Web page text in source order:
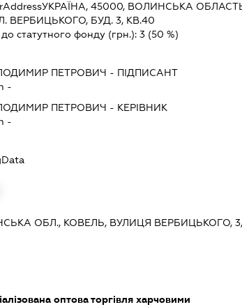
УКРАЇНА, 45000, ВОЛИНСЬКА
ВЕРБИЦЬКОГО, БУД. 3, КВ.40
статутного фонду (грн.): 3(50 %)
ПЕТРОВИЧ - ПІДПИСАНТ
-
ПЕТРОВИЧ - КЕРІВНИК
-
ОБЛ., КОВЕЛЬ, ВУЛИЦЯ ВЕРБИЦЬКОГО, 3,
оптова торгівля харчовими